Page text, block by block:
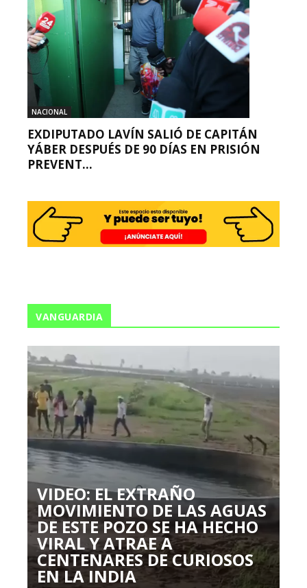
NACIONAL
EXDIPUTADO LAVÍN SALIÓ DE CAPITÁN
YÁBER DESPUÉS DE 90 DÍAS EN PRISIÓN
PREVENT...
VANGUARDIA
VIDEO: EL EXTRAÑO
MOVIMIENTO DE LAS AGUAS
DE ESTE POZO SE HA HECHO
VIRAL Y ATRAE A
CENTENARES DE CURIOSOS
EN LA INDIA